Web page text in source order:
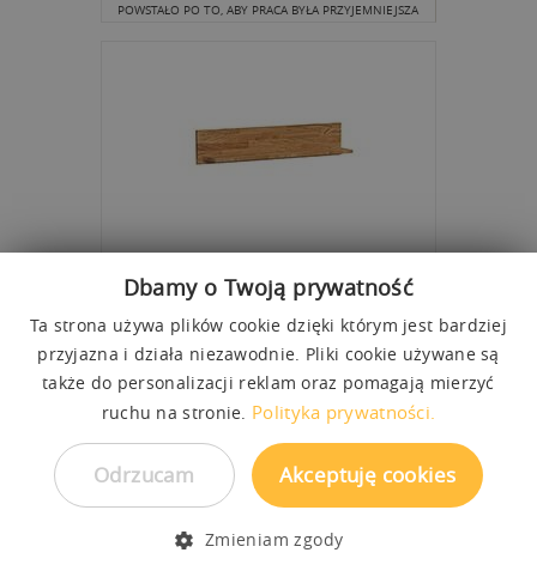
POWSTAŁO PO TO, ABY PRACA BYŁA PRZYJEMNIEJSZA
PÓŁKA VINCI MAŁA
POL1048 OD540,00 zł670,00 zł
Dbamy o Twoją prywatność
Ta strona używa plików cookie dzięki którym jest bardziej
przyjazna i działa niezawodnie. Pliki cookie używane są
także do personalizacji reklam oraz pomagają mierzyć
ruchu na stronie. Polityka prywatności.
Akceptuję cookies
Odrzucam
Zmieniam zgody